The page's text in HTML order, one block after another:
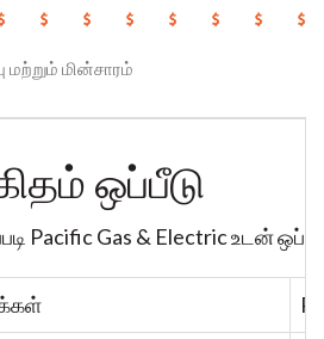
மற்றும் மின்சாரம்
ஒப்பீடு
Pacific Gas & Electric உடன்